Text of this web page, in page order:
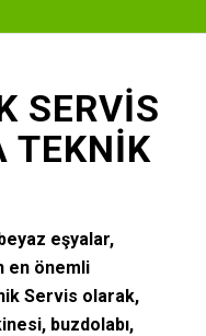
SERVIS
TEKNIK
eşyalar,
en önemli
Servis olarak,
buzdolabı,